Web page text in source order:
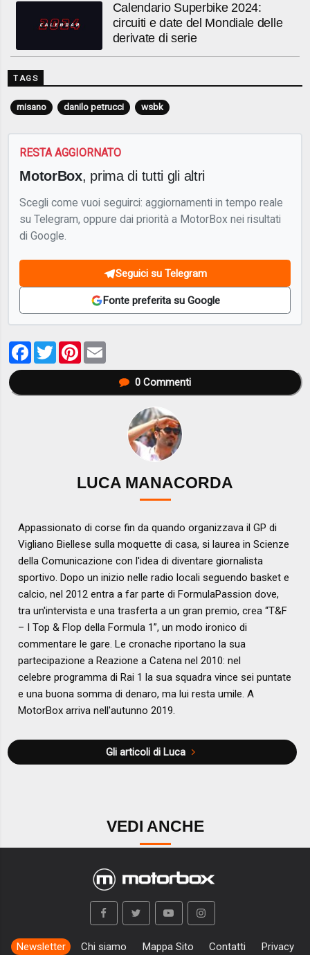
Calendario Superbike 2024:
circuiti e date del Mondiale delle
derivate di serie
TAGS
misano danilo petrucci wsbk
RESTA AGGIORNATO
MotorBox, prima di tutti gli altri
Scegli come vuoi seguirci: aggiornamenti in tempo reale
su Telegram, oppure dai priorità a MotorBox nei risultati
di Google.
Seguici su Telegram
Fonte preferita su Google
Facebook
TwitterPinterest
0Commenti
LUCA MANACORDA
Appassionato di corse fin da quando organizzava il GP di
Vigliano Biellese sulla moquette di casa, si laurea in Scienze
della Comunicazione con l'idea di diventare giornalista
sportivo. Dopo un inizio nelle radio locali seguendo basket e
calcio, nel 2012 entra a far parte di FormulaPassion dove,
tra un'intervista e una trasferta a un gran premio, crea “T&F
– I Top & Flop della Formula 1”, un modo ironico di
commentare le gare. Le cronache riportano la sua
partecipazione a Reazione a Catena nel 2010: nel
celebre programma di Rai 1 la sua squadra vince sei puntate
e una buona somma di denaro, ma lui resta umile. A
MotorBox arriva nell'autunno 2019.
Gli articoli di Luca
VEDI ANCHE
Newsletter Chi siamo Mappa Sito Contatti Privacy